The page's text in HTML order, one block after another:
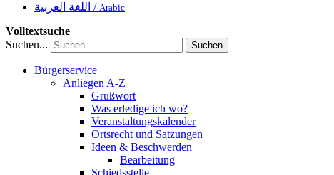
اللغة العربية / Arabic
Volltextsuche
Suchen...
Suchen
Bürgerservice
Anliegen A-Z
Grußwort
Was erledige ich wo?
Veranstaltungskalender
Ortsrecht und Satzungen
Ideen & Beschwerden
Bearbeitung
Schiedsstelle